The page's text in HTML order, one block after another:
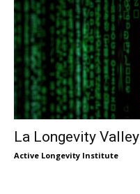
La Longevity Valley
Active Longevity Institute